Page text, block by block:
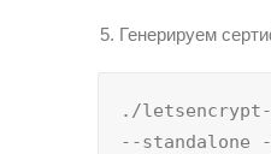
Генерируем
./
--standalone -